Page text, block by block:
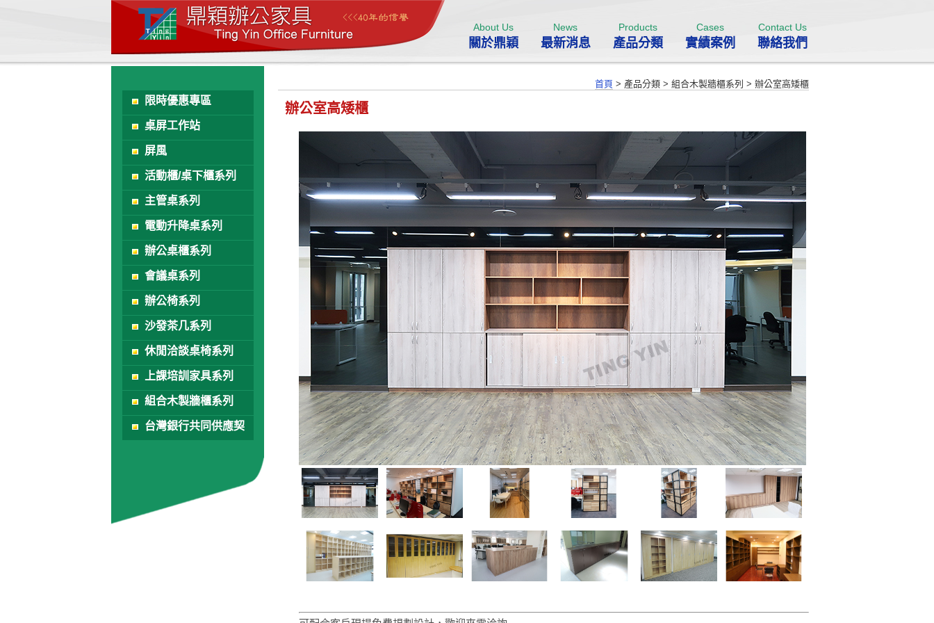
About Us
關於鼎穎
News
最新消息
Products
產品分類
Cases
實績案例
Contact Us
聯絡我們
限時優惠專區
桌屏工作站
屏風
活動櫃/桌下櫃系列
主管桌系列
電動升降桌系列
辦公桌櫃系列
會議桌系列
辦公椅系列
沙發茶几系列
休閒洽談桌椅系列
上課培訓家具系列
組合木製牆櫃系列
台灣銀行共同供應契
首頁 > 產品分類 > 組合木製牆櫃系列 > 辦公室高矮櫃
辦公室高矮櫃